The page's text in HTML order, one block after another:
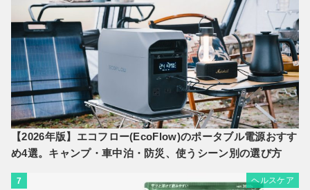
【2026年版】エコフロー(EcoFlow)のポータブル電源おすす
め4選。キャンプ・車中泊・防災、使うシーン別の選び方
7 ヘルスケア